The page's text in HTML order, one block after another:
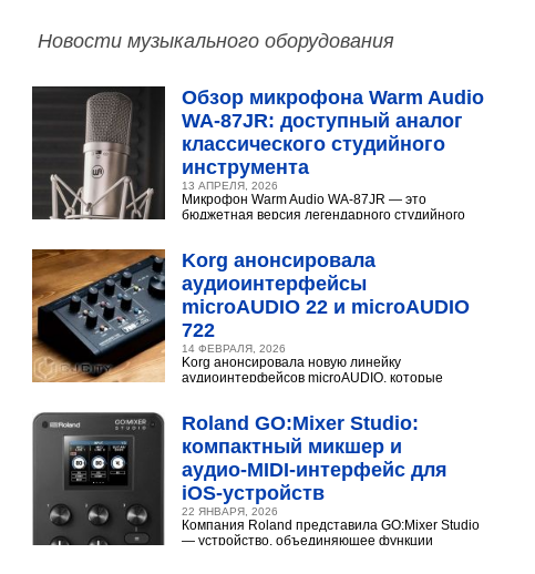
Новости музыкального оборудования
Обзор микрофона Warm Audio
WA‑87JR: доступный аналог
классического студийного
инструмента
13 АПРЕЛЯ, 2026
Микрофон Warm Audio WA‑87JR — это
бюджетная версия легендарного студийного
Korg анонсировала
аудиоинтерфейсы
microAUDIO 22 и microAUDIO
722
14 ФЕВРАЛЯ, 2026
Korg анонсировала новую линейку
аудиоинтерфейсов microAUDIO, которые
Roland GO:Mixer Studio:
компактный микшер и
аудио‑MIDI‑интерфейс для
iOS‑устройств
22 ЯНВАРЯ, 2026
Компания Roland представила GO:Mixer Studio
— устройство, объединяющее функции